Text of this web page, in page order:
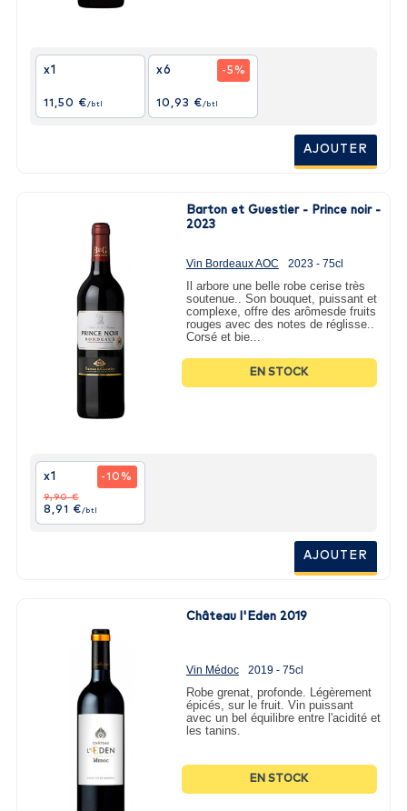
x1
11,50 €/btl
x6 -5%
10,93 €/btl
AJOUTER
Barton et Guestier - Prince noir -
2023
Vin Bordeaux AOC 2023 - 75cl
Il arbore une belle robe cerise très
soutenue.. Son bouquet, puissant et
complexe, offre des arômesde fruits
rouges avec des notes de réglisse..
Corsé et bie...
EN STOCK
x1 -10%
9,90 €
8,91 €/btl
AJOUTER
Château l'Eden 2019
Vin Médoc 2019 - 75cl
Robe grenat, profonde. Légèrement
épicés, sur le fruit. Vin puissant
avec un bel équilibre entre l'acidité et
les tanins.
EN STOCK